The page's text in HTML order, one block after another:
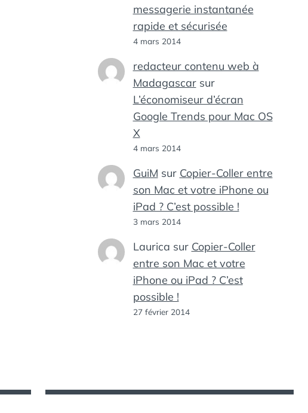
messagerie instantanée
rapide et sécurisée
4 mars 2014
redacteur contenu web à
Madagascarsur
L’économiseur d’écran
Google Trends pour Mac OS
X
4 mars 2014
GuiM sur Copier-Coller entre
son Mac et votre iPhone ou
iPad ? C’est possible !
3 mars 2014
Laurica sur Copier-Coller
entre son Mac et votre
iPhone ou iPad ? C’est
possible !
27 février 2014